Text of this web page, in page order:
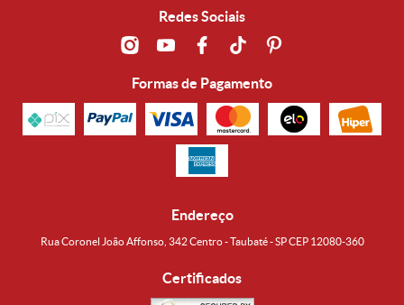
Redes Sociais
Formas de Pagamento
Endereço
Rua Coronel João Affonso, 342 Centro - Taubaté - SP CEP 12080-360
Certificados